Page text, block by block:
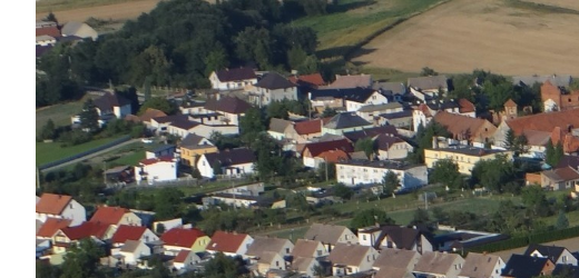
Przejdź do treści